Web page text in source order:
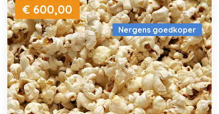
Nergens goedkoper
€ 600,00